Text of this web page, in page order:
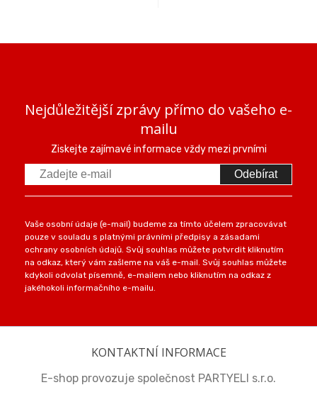
Nejdůležitější zprávy přímo do vašeho e-
mailu
Ziskejte zajímavé informace vždy mezi prvními
Odebírat
Vaše osobní údaje (e-mail) budeme za tímto účelem zpracovávat
pouze v souladu s platnými právními předpisy a zásadami
ochrany osobních údajů. Svůj souhlas můžete potvrdit kliknutím
na odkaz, který vám zašleme na váš e-mail. Svůj souhlas můžete
kdykoli odvolat písemně, e-mailem nebo kliknutím na odkaz z
jakéhokoli informačního e-mailu.
KONTAKTNÍ INFORMACE
E-shop provozuje společnost PARTYELI s.r.o.